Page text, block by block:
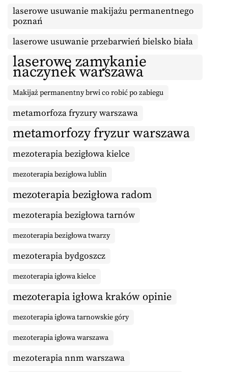
laserowe usuwanie makijażu permanentnego
poznań
laserowe usuwanie przebarwień bielsko biała
laserowe zamykanie
naczynek warszawa
Makijaż permanentny brwi co robić po zabiegu
metamorfoza fryzury warszawa
metamorfozy fryzur warszawa
mezoterapia bezigłowa kielce
mezoterapia bezigłowa lublin
mezoterapia bezigłowa radom
mezoterapia bezigłowa tarnów
mezoterapia bezigłowa twarzy
mezoterapia bydgoszcz
mezoterapia igłowa kielce
mezoterapia igłowa kraków opinie
mezoterapia igłowa tarnowskie góry
mezoterapia igłowa warszawa
mezoterapia nnm warszawa